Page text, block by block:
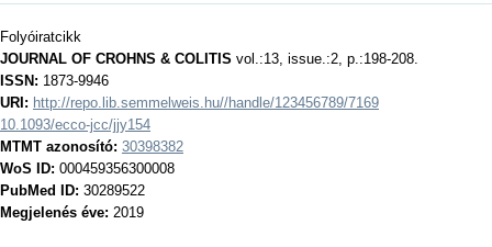
Folyóiratcikk
JOURNAL OF CROHNS & COLITIS vol.:13, issue.:2, p.:198-208.
ISSN: 1873-9946
URI: http://repo.lib.semmelweis.hu//handle/123456789/7169
10.1093/ecco-jcc/jjy154
MTMT azonosító: 30398382
WoS ID: 000459356300008
PubMed ID: 30289522
Megjelenés éve: 2019